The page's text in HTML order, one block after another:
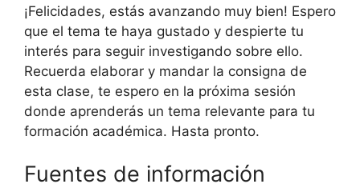
¡Felicidades, estás avanzando muy bien! Espero
que el tema te haya gustado y despierte tu
interés para seguir investigando sobre ello.
Recuerda elaborar y mandar la consigna de
esta clase, te espero en la próxima sesión
donde aprenderás un tema relevante para tu
formación académica. Hasta pronto.
Fuentes de información